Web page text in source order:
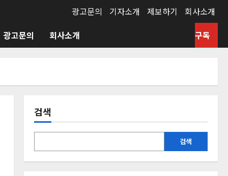
광고문의 기자소개 제보하기
회사소개
광고문의
회사소개 구독
검색
검색